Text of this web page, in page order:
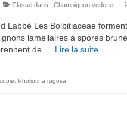
Classé dans : Champignon vedette |
Labbé Les Bolbitiaceae
lamellaires à spores
de … Lire la suite­­
Pholiotina rugosa